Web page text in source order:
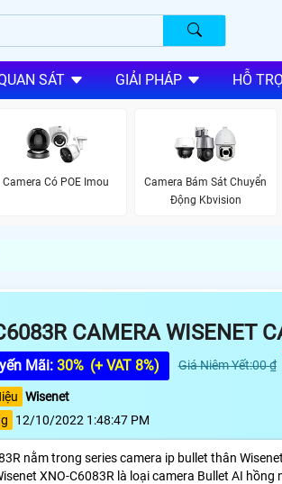
SÁT GIẢI PHÁP HỖ
Camera Có POE Imou
Camera Bám Sát Chuyển
Động Kbvision
CAMERA WISENET
Mãi: 30% (+ VAT 8%) Giá Niêm Yết:00 ₫
Wisenet
12/10/2022 1:48:47 PM
nằm trong series camera ip bullet thân
XNO-C6083R là loại camera Bullet AI